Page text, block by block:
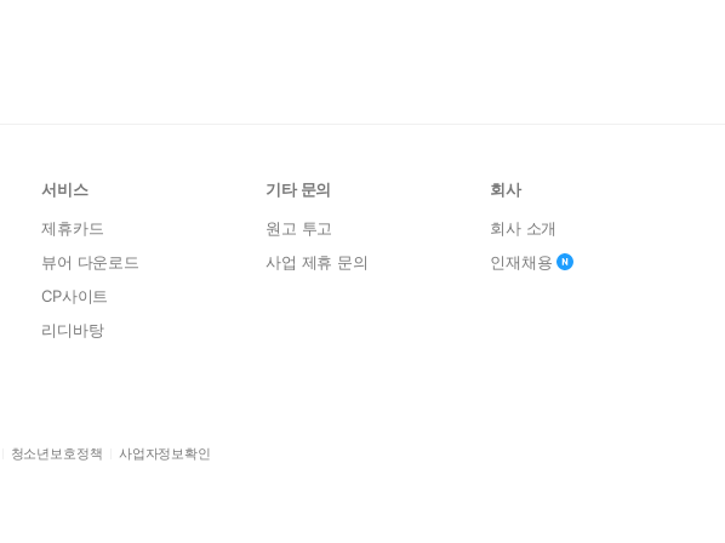
서비스
제휴카드
뷰어 다운로드
CP사이트
리디바탕
기타 문의
원고 투고
사업 제휴 문의
회사
회사 소개
인재채용
청소년보호정책 사업자정보확인